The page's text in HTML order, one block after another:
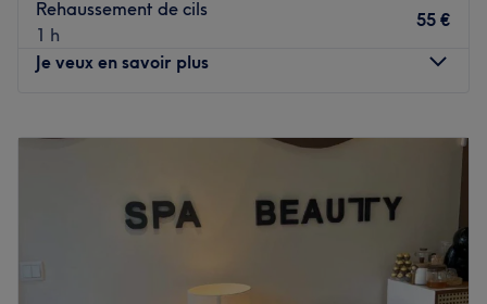
Rehaussement de cils
1 h
55 €
Je veux en savoir plus
09:00
09:00–16:00
09:00
16:00
14:00
Fermé